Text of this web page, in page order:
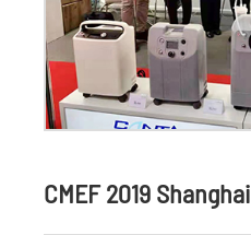
CMEF 2019 Shanghai